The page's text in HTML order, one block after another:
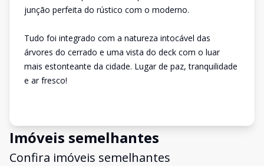
junção perfeita do rústico com o moderno.
Tudo foi integrado com a natureza intocável das
árvores do cerrado e uma vista do deck com o luar
mais estonteante da cidade. Lugar de paz, tranquilidade
e ar fresco!
Imóveis semelhantes
Confira imóveis semelhantes